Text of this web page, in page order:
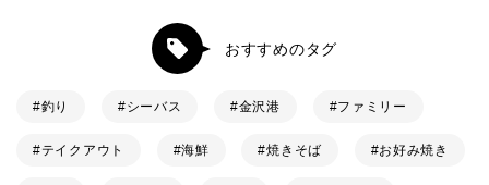
おすすめのタグ
釣り シーバス 金沢港 ファミリー
テイクアウト 海鮮 焼きそば お好み焼き